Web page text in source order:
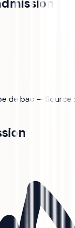
de bac — Source